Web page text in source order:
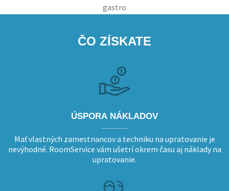
ČO ZÍSKATE
ÚSPORA NÁKLADOV
Mať vlastných zamestnancov a techniku na upratovanie je
nevýhodné. RoomService vám ušetrí okrem času aj náklady na
upratovanie.